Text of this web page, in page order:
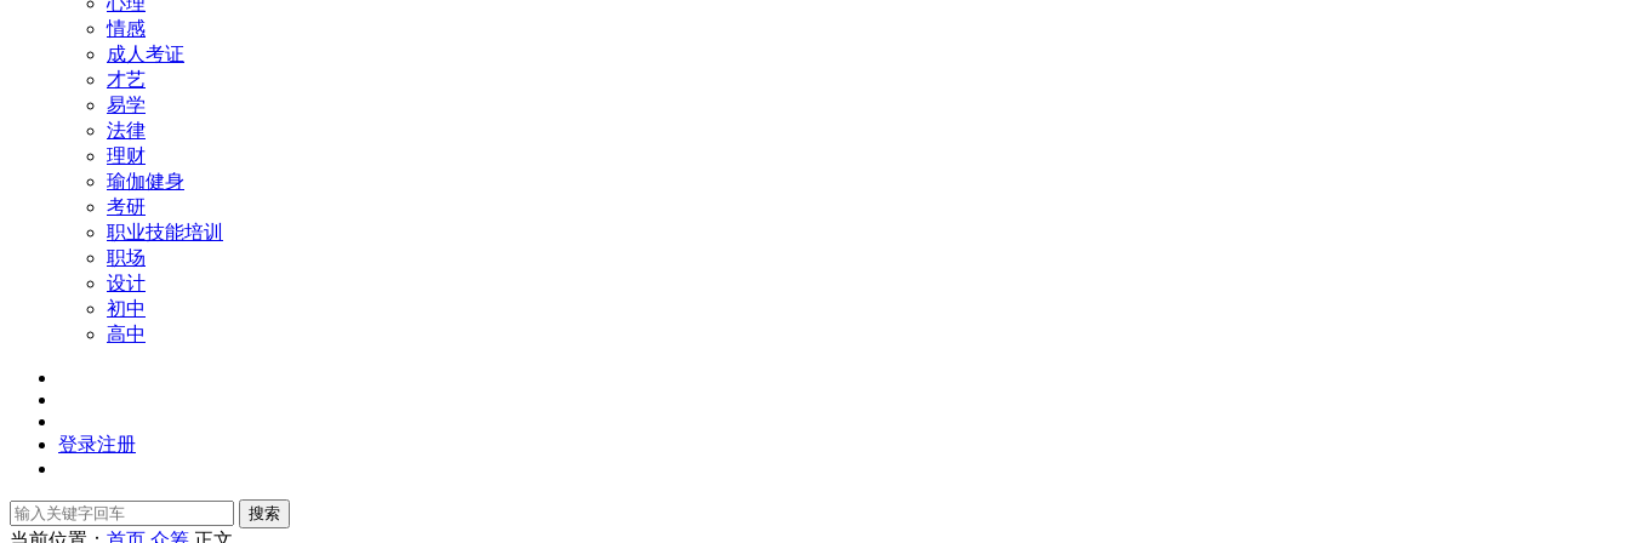
情感
成人考证
才艺
易学
法律
理财
瑜伽健身
考研
职业技能培训
职场
设计
初中
高中
登录注册
搜索